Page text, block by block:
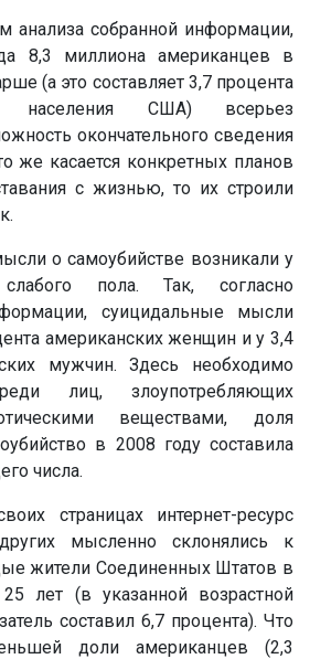
анализа собранной информации,
8,3 миллиона американцев в
(а это составляет 3,7 процента
населения США) всерьез
окончательного сведения
же касается конкретных планов
с жизнью, то их строили
о самоубийстве возникали у
слабого пола. Так, согласно
суицидальные мысли
американских женщин и у 3,4
мужчин. Здесь необходимо
лиц, злоупотребляющих
веществами, доля
в 2008 году составила
числа.
страницах интернет-ресурс
мысленно склонялись к
жители Соединенных Штатов в
лет (в указанной возрастной
составил 6,7 процента). Что
доли американцев (2,3